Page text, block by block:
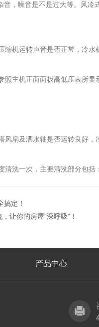
，噪音是不是过大等。风冷
机运转声音是否正常，冷水
主机正面面板高低压表所
扇及洒水轴是否运转良好，
洗一次，主要清洗部分包括
搞定！
让你的房屋“深呼吸”！
产品中心